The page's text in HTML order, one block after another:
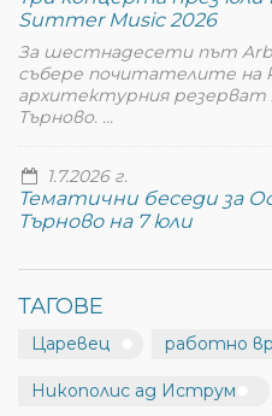
Summer Music 2026
За шестнадесети път
събере почитателите на
архитектурния резерват
Търново. ...
1.7.2026 г.
Тематични беседи за
Търново на 7 юли
ТАГОВЕ
Царевец работно
Никополис ад Иструм